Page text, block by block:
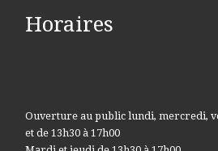
Horaires
Ouverture au public lundi, mercredi,
et de 13h30 à 17h00